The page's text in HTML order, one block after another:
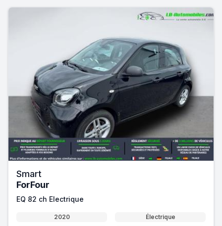
Smart
ForFour
EQ 82 ch Electrique
2020
Électrique